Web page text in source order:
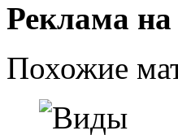
Реклама на
Похожие